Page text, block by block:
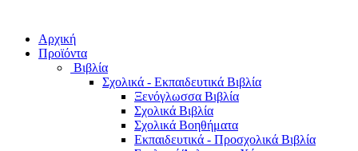
Αρχική
Προϊόντα
Βιβλία
Σχολικά - Εκπαιδευτικά Βιβλία
Ξενόγλωσσα Βιβλία
Σχολικά Βιβλία
Σχολικά Βοηθήματα
Εκπαιδευτικά - Προσχολικά Βιβλία